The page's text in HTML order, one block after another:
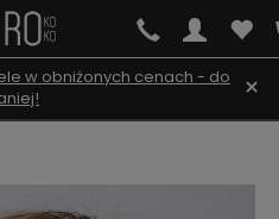
w obniżonych cenach - do
×